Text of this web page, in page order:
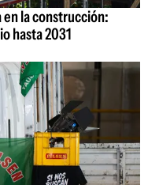
en la construcción:
hasta 2031